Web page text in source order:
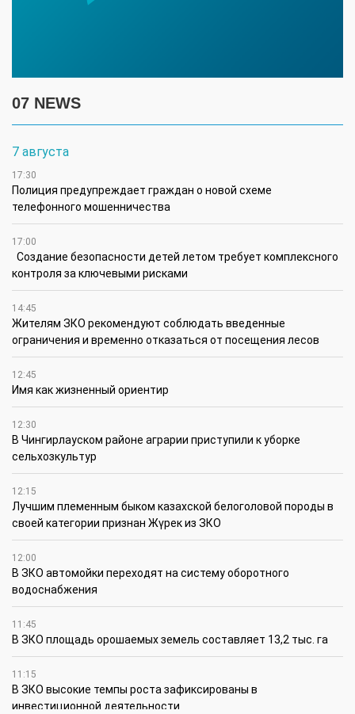
07 NEWS
7 августа
17:30
Полиция предупреждает граждан о новой схеме
телефонного мошенничества
17:00
Создание безопасности детей летом требует комплексного
контроля за ключевыми рисками
14:45
Жителям ЗКО рекомендуют соблюдать введенные
ограничения и временно отказаться от посещения лесов
12:45
Имя как жизненный ориентир
12:30
В Чингирлауском районе аграрии приступили к уборке
сельхозкультур
12:15
Лучшим племенным быком казахской белоголовой породы в
своей категории признан Жүрек из ЗКО
12:00
В ЗКО автомойки переходят на систему оборотного
водоснабжения
11:45
В ЗКО площадь орошаемых земель составляет 13,2 тыс. га
11:15
В ЗКО высокие темпы роста зафиксированы в
инвестиционной деятельности